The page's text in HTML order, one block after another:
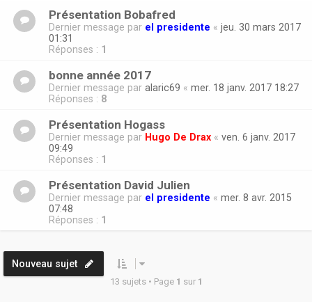
Présentation Bobafred
Dernier message par el presidente « jeu. 30 mars 2017
01:31
Réponses : 1
bonne année 2017
Dernier message par alaric69 « mer. 18 janv. 2017 18:27
Réponses : 8
Présentation Hogass
Dernier message par Hugo De Drax « ven. 6 janv. 2017
09:49
Réponses : 1
Présentation David Julien
Dernier message par el presidente « mer. 8 avr. 2015
07:48
Réponses : 1
Nouveau sujet
13 sujets • Page 1 sur 1